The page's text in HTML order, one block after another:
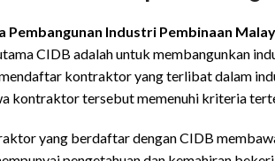
Pembangunan Industri Pembinaan
CIDB adalah untuk membangunkan
kontraktor yang terlibat dalam
kontraktor tersebut memenuhi kriteria
yang berdaftar dengan CIDB